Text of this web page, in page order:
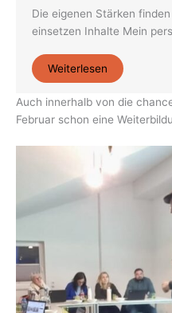
Die eigenen Stärken
einsetzen Inhalte Mein
Weiterlesen
Auch innerhalb von die
Februar schon eine